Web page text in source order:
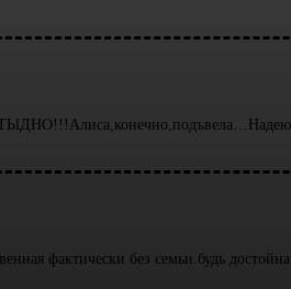
фактически без семьи.будь